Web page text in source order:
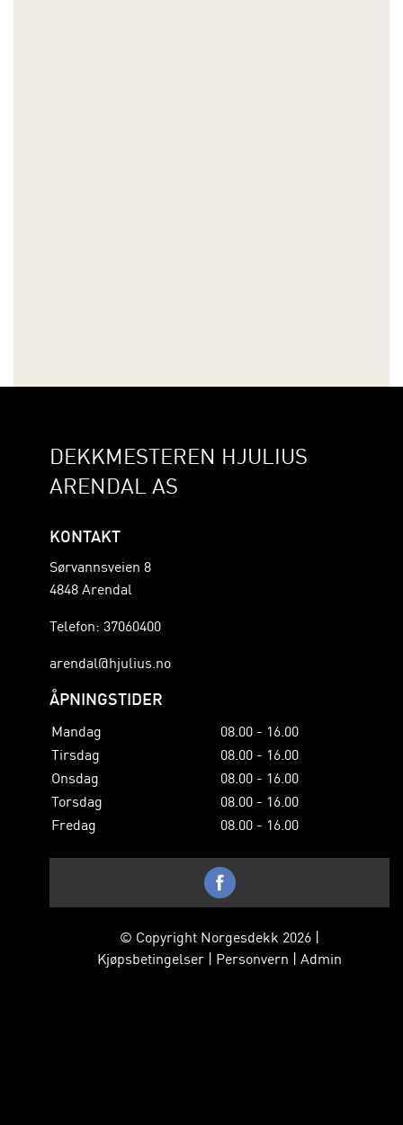
DEKKMESTEREN HJULIUS
ARENDAL AS
KONTAKT
Sørvannsveien 8
4848 Arendal
Telefon: 37060400
arendal@hjulius.no
ÅPNINGSTIDER
Mandag
08.00 - 16.00
Tirsdag
08.00 - 16.00
Onsdag
08.00 - 16.00
Torsdag
08.00 - 16.00
Fredag
08.00 - 16.00
© Copyright Norgesdekk 2026 |
Kjøpsbetingelser | Personvern | Admin